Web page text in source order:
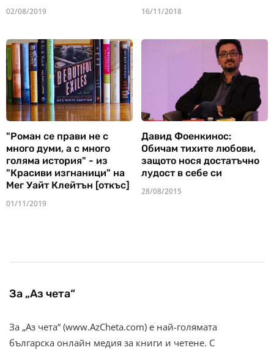
02/08/2019 16/11/2018
"Роман се прави не с
много думи, а с много
голяма история" - из
"Красиви изгнаници" на
Мег Уайт Клейтън [откъс]
01/11/2019
Давид Фоенкинос:
Обичам тихите любови,
защото нося достатъчно
лудост в себе си
28/08/2015
За „Аз чета“
За „Аз чета“ (www.AzCheta.com) е най-голямата
българска онлайн медия за книги и четене. С